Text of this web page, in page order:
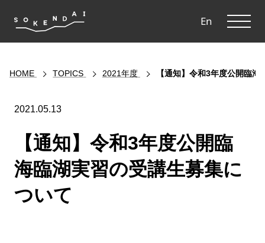
En
HOME TOPICS 2021年度 【通知】令和3年度公開臨
2021.05.13
【通知】令和3年度公開臨
海臨湖実習の受講生募集に
ついて